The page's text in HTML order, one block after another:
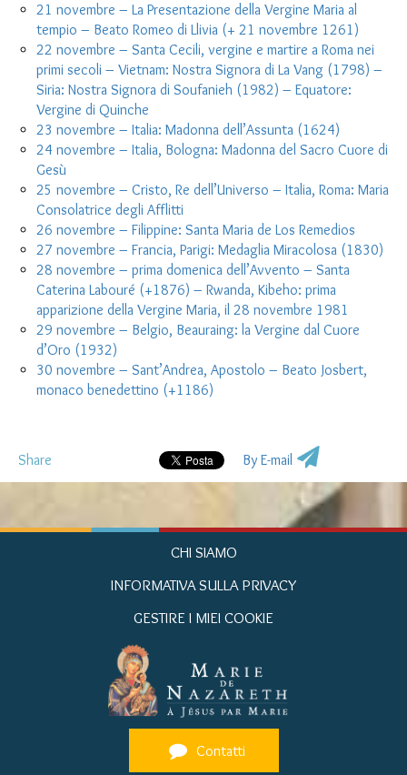
21 novembre – La Presentazione della Vergine Maria al
tempio – Beato Romeo di Llivia (+ 21 novembre 1261)
22 novembre – Santa Cecili, vergine e martire a Roma nei
primi secoli – Vietnam: Nostra Signora di La Vang (1798) –
Siria: Nostra Signora di Soufanieh (1982) – Equatore:
Vergine di Quinche
23 novembre – Italia: Madonna dell’Assunta (1624)
24 novembre – Italia, Bologna: Madonna del Sacro Cuore di
Gesù
25 novembre – Cristo, Re dell’Universo – Italia, Roma: Maria
Consolatrice degli Afflitti
26 novembre – Filippine: Santa Maria de Los Remedios
27 novembre – Francia, Parigi: Medaglia Miracolosa (1830)
28 novembre – prima domenica dell’Avvento – Santa
Caterina Labouré (+1876) – Rwanda, Kibeho: prima
apparizione della Vergine Maria, il 28 novembre 1981
29 novembre – Belgio, Beauraing: la Vergine dal Cuore
d’Oro (1932)
30 novembre – Sant’Andrea, Apostolo – Beato Josbert,
monaco benedettino (+1186)
Share By E-mail
CHI SIAMO
INFORMATIVA SULLA PRIVACY
GESTIRE I MIEI COOKIE
Contatti